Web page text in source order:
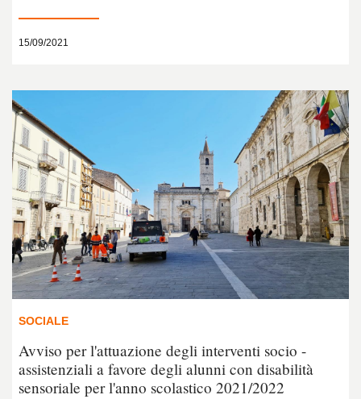
15/09/2021
SOCIALE
Avviso per l'attuazione degli interventi socio -
assistenziali a favore degli alunni con disabilità
sensoriale per l'anno scolastico 2021/2022